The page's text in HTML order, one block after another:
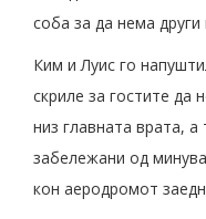
соба за да нема други
Ким и Луис го
скриле за гостите да
низ главната врата,
забележани од
кон аеродромот